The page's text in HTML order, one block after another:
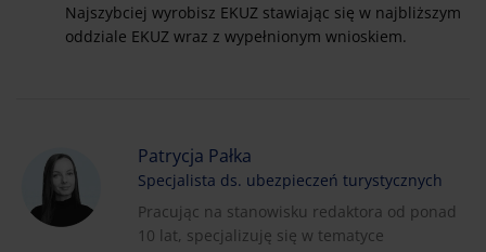
Najszybciej wyrobisz EKUZ stawiając się w najbliższym
oddziale EKUZ wraz z wypełnionym wnioskiem.
Patrycja Pałka
Specjalista ds. ubezpieczeń turystycznych
Pracując na stanowisku redaktora od ponad
10 lat, specjalizuję się w tematyce